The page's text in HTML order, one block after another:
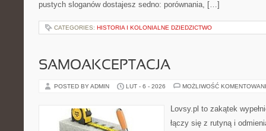
pustych sloganów dostajesz sedno: porównania, […]
CATEGORIES: HISTORIA I KOLONIALNE DZIEDZICTWO
SAMOAKCEPTACJA
POSTED BY ADMIN LUT - 6 - 2026 MOŻLIWOŚĆ
Lovsy.pl to zakątek
łączy się z rutyną i